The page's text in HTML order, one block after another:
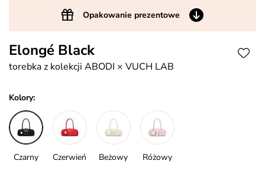
Opakowanie prezentowe
Elongé Black
torebka z kolekcji ABODI × VUCH LAB
Kolory:
Czarny Czerwień Beżowy Różowy